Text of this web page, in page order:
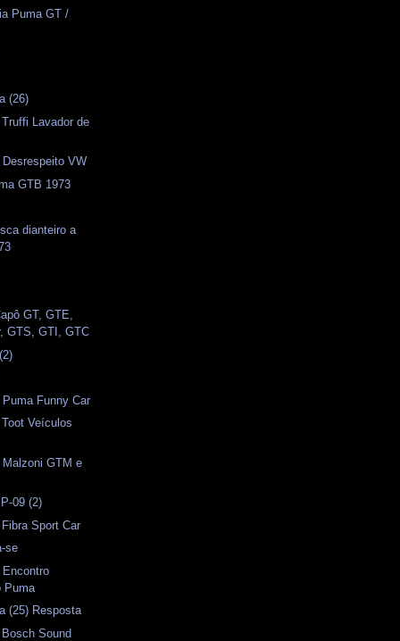
Puma GT /
(26)
Lavador de
Desrespeito VW
GTB 1973
dianteiro a
GT, GTE,
GTS, GTI, GTC
Funny Car
Veículos
Malzoni GTM e
09 (2)
Sport Car
se
Puma
(25) Resposta
Sound